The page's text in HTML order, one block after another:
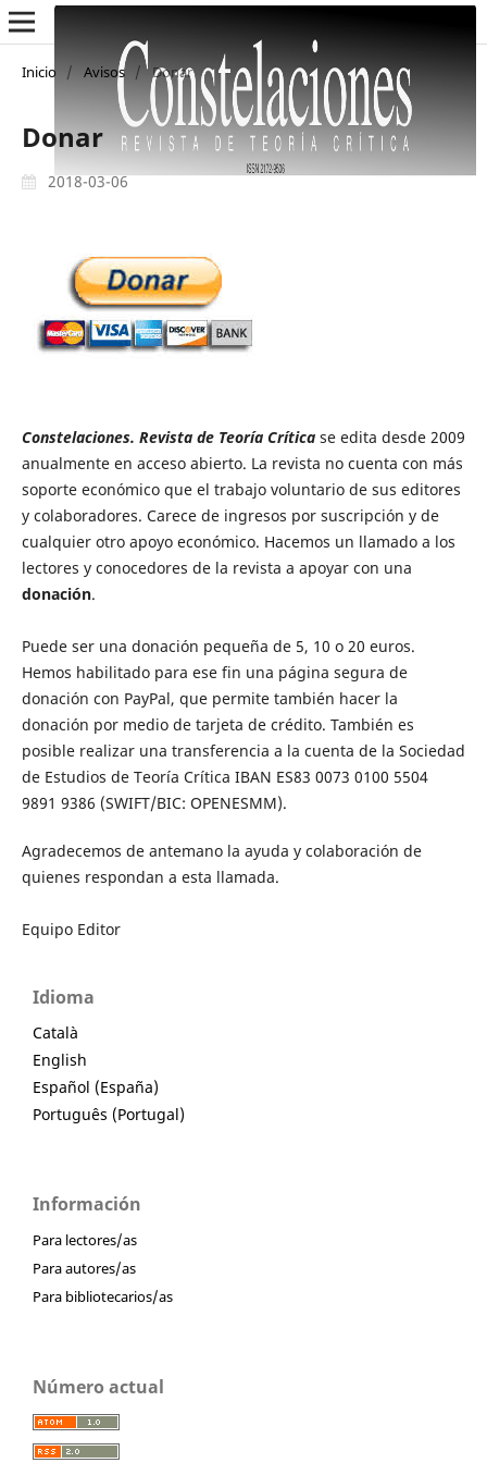
Inicio / Avisos / Donar
Donar
2018-03-06
Constelaciones. Revista de Teoría Críticase edita desde 2009
anualmente en acceso abierto. La revista no cuenta con más
soporte económico que el trabajo voluntario de sus editores
y colaboradores. Carece de ingresos por suscripción y de
cualquier otro apoyo económico. Hacemos un llamado a los
lectores y conocedores de la revista a apoyar con una
donación.
Puede ser una donación pequeña de 5, 10 o 20 euros.
Hemos habilitado para ese fin una página segura de
donación con PayPal, que permite también hacer la
donación por medio de tarjeta de crédito. También es
posible realizar una transferencia a la cuenta de la Sociedad
de Estudios de Teoría Crítica IBAN ES83 0073 0100 5504
9891 9386 (SWIFT/BIC: OPENESMM).
Agradecemos de antemano la ayuda y colaboración de
quienes respondan a esta llamada.
Equipo Editor
Idioma
Català
English
Español (España)
Português (Portugal)
Información
Para lectores/as
Para autores/as
Para bibliotecarios/as
Número actual